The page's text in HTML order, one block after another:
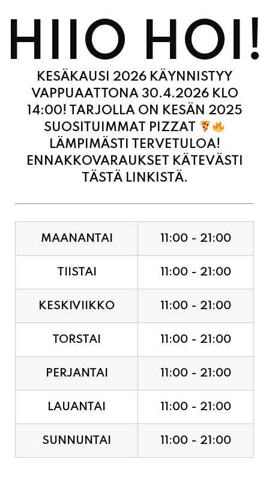
HIIO HOI!
KESÄKAUSI 2026 KÄYNNISTYY
VAPPUAATTONA 30.4.2026 KLO
14:00! TARJOLLA ON KESÄN 2025
SUOSITUIMMAT PIZZAT
LÄMPIMÄSTI TERVETULOA!
ENNAKKOVARAUKSET KÄTEVÄSTI
TÄSTÄ LINKISTÄ.
MAANANTAI 11:00 - 21:00
TIISTAI 11:00 - 21:00
KESKIVIIKKO 11:00 - 21:00
TORSTAI 11:00 - 21:00
PERJANTAI 11:00 - 21:00
LAUANTAI 11:00 - 21:00
SUNNUNTAI 11:00 - 21:00